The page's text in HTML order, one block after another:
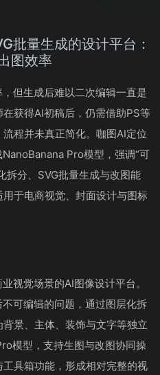
批量生成的设计平台：
图效率
但生成后难以二次编辑一直是
获得AI初稿后，仍需借助PS等
程并未真正简化。咖图AI定位
Pro模型，强调“可
拆分、SVG批量生成与改图能
于电商视觉、封面设计与图标
视觉场景的AI图像设计平台。
可编辑的问题，通过图层化拆
景、主体、装饰与文字等独立
模型，支持生图与改图协同操
具箱功能，形成相对完整的视